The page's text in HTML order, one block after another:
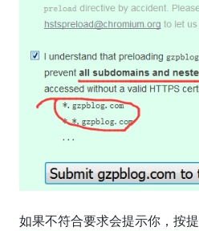
如果不符合要求会提示你，按